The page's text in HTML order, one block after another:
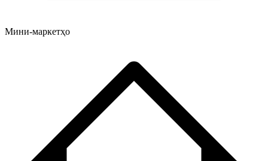
Мини-маркетҳо